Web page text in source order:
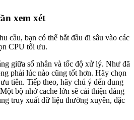
xem xét
cầu, bạn có thể bắt đầu đi sâu vào các
CPU tối ưu.
giữa số nhân và tốc độ xử lý. Như đã
phải lúc nào cũng tốt hơn. Hãy chọn
tiên. Tiếp theo, hãy chú ý đến dung
bộ nhớ cache lớn sẽ cải thiện đáng
truy xuất dữ liệu thường xuyên, đặc